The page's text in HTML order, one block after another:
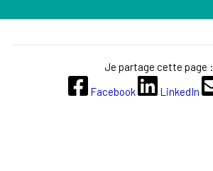
Je partage cette page :
Facebook
LinkedIn